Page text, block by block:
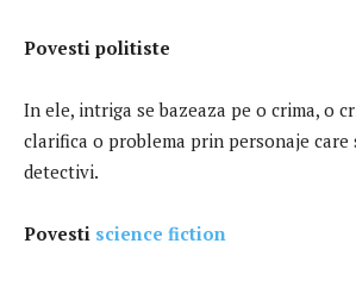
Povesti politiste
In ele, intriga se bazeaza pe o crima, o
clarifica o problema prin personaje
detectivi.
Povesti science fiction